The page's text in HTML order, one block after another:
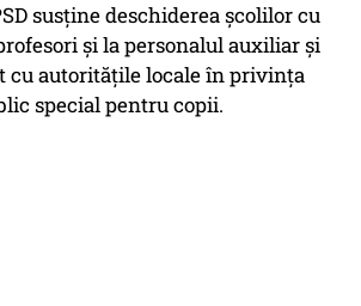
susţine deschiderea şcolilor cu
şi la personalul auxiliar şi
cu autorităţile locale în privinţa
special pentru copii.